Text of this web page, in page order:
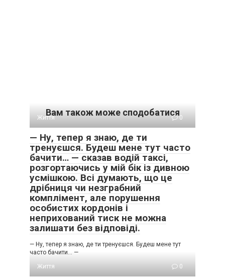
Вам також може сподобатися
Життя 0
— Ну, тепер я знаю, де ти
тренуєшся. Будеш мене тут часто
бачити… — сказав водій таксі,
розгортаючись у мій бік із дивною
усмішкою. Всі думають, що це
дрібниця чи незграбний
комплімент, але порушення
особистих кордонів і
неприхований тиск не можна
залишати без відповіді.
— Ну, тепер я знаю, де ти тренуєшся. Будеш мене тут
часто бачити… —
Життя
0